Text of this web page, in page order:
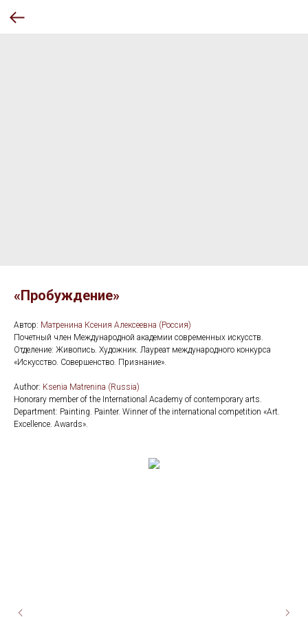
«Пробуждение»
Автор: Матренина Ксения Алексеевна (Россия)
Почетный член Международной академии современных искусств.
Отделение: Живопись. Художник. Лауреат международного конкурса
«Искусство. Совершенство. Признание».
Аuthor: Ksenia Matrenina (Russia)
Honorary member of the International Academy of contemporary arts.
Department: Painting. Painter. Winner of the international competition «Art.
Excellence. Awards».